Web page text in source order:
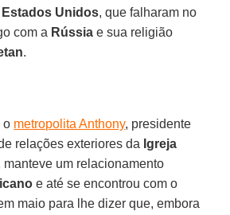
Estados Unidos, que falharam no
com a Rússia e sua religião
.
o metropolita Anthony, presidente
relações exteriores da Igreja
manteve um relacionamento
e até se encontrou com o
maio para lhe dizer que, embora